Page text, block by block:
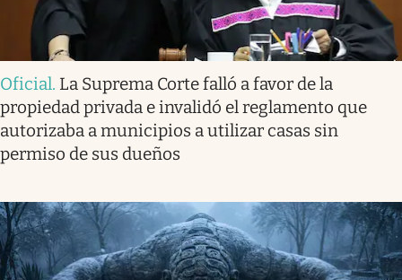
Oficial. La Suprema Corte falló a favor de la
propiedad privada e invalidó el reglamento que
autorizaba a municipios a utilizar casas sin
permiso de sus dueños